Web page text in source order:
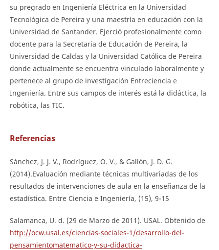
su pregrado en Ingeniería Eléctrica en la Universidad
Tecnológica de Pereira y una maestría en educación con la
Universidad de Santander. Ejerció profesionalmente como
docente para la Secretaria de Educación de Pereira, la
Universidad de Caldas y la Universidad Católica de Pereira
donde actualmente se encuentra vinculado laboralmente y
pertenece al grupo de investigación Entreciencia e
Ingeniería. Entre sus campos de interés está la didáctica, la
robótica, las TIC.
Referencias
Sánchez, J. J. V., Rodríguez, O. V., & Gallón, J. D. G.
(2014).Evaluación mediante técnicas multivariadas de los
resultados de intervenciones de aula en la enseñanza de la
estadística. Entre Ciencia e Ingeniería, (15), 9-15
Salamanca, U. d. (29 de Marzo de 2011). USAL. Obtenido de
http://ocw.usal.es/ciencias-sociales-1/desarrollo-del-
pensamientomatematico-y-su-didactica-